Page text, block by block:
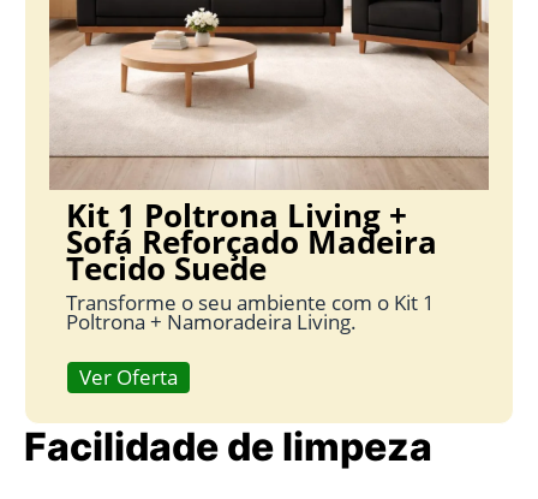
Kit 1 Poltrona Living +
Sofá Reforçado Madeira
Tecido Suede
Transforme o seu ambiente com o Kit 1
Poltrona + Namoradeira Living.
Ver Oferta
Facilidade de limpeza